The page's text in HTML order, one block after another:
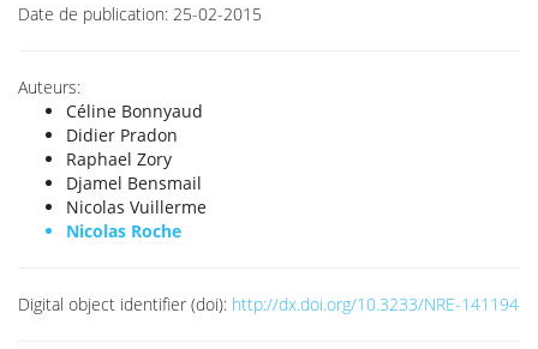
Date de publication: 25-02-2015
Auteurs:
Céline Bonnyaud
Didier Pradon
Raphael Zory
Djamel Bensmail
Nicolas Vuillerme
Nicolas Roche
Digital object identifier (doi): http://dx.doi.org/10.3233/NRE-141194